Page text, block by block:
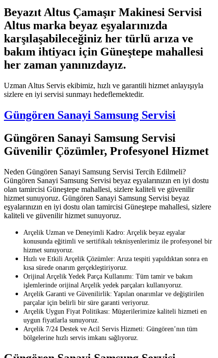
Beyazıt Altus Çamaşır Makinesi Servisi
Altus marka beyaz eşyalarınızda
karşılaşabileceğiniz her türlü arıza ve
bakım ihtiyacı için Güneştepe mahallesi
her zaman yanınızdayız.
Uzman Altus Servis ekibimiz, hızlı ve garantili hizmet anlayışıyla
sizlere en iyi servisi sunmayı hedeflemektedir.
Güngören Sanayi Samsung Servisi
Güngören Sanayi Samsung Servisi
Güvenilir Çözümler, Profesyonel Hizmet
Neden Güngören Sanayi Samsung Servisi Tercih Edilmeli?
Güngören Sanayi Samsung Servisi beyaz eşyalarınızın en iyi dostu
olan tamircisi Güneştepe mahallesi, sizlere kaliteli ve güvenilir
hizmet sunuyoruz. Güngören Sanayi Samsung Servisi beyaz
eşyalarınızın en iyi dostu olan tamircisi Güneştepe mahallesi, sizlere
kaliteli ve güvenilir hizmet sunuyoruz.
Arçelik Uzman ve Deneyimli Kadro: Arçelik beyaz eşyalar
konusunda eğitimli ve sertifikalı teknisyenlerimiz ile profesyonel bir
hizmet sunuyoruz.
Hızlı ve Etkili Arçelik Çözümler: Arıza tespiti yapıldıktan sonra en
kısa sürede onarım gerçekleştiriyoruz.
Orijinal Arçelik Yedek Parça Kullanımı: Tüm tamir ve bakım
işlemlerinde orijinal Arçelik yedek parçaları kullanıyoruz.
Arçelik Garanti ve Güvenilirlik: Yapılan onarımlar ve değiştirilen
parçalar için belirli bir süre garanti veriyoruz.
Arçelik Uygun Fiyat Politikası: Müşterilerimize kaliteli hizmeti en
uygun fiyatlarla sunuyoruz.
Arçelik 7/24 Destek ve Acil Servis Hizmeti: Güngören’nın tüm
bölgelerine hızlı servis imkanı sağlıyoruz.